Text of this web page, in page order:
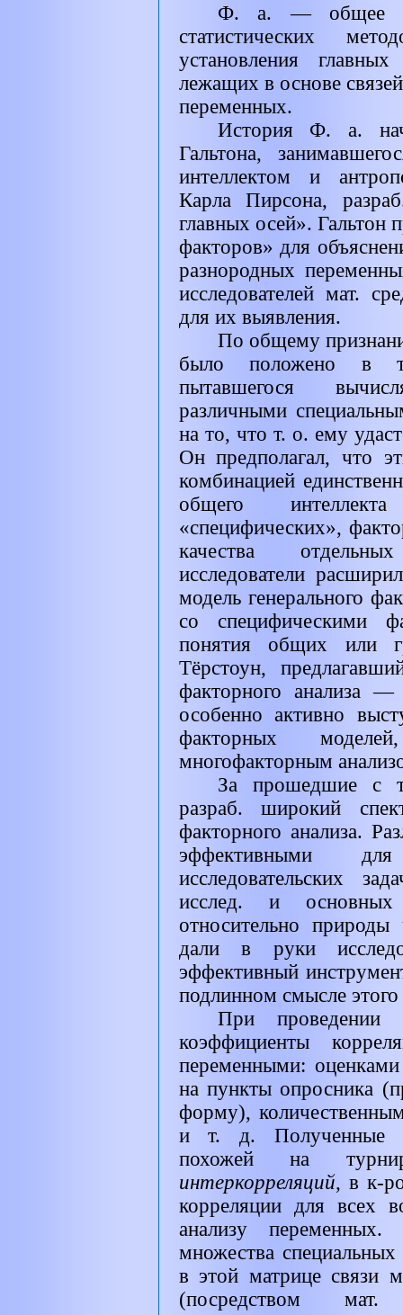
Ф. а. — общее
статистических
установления
лежащих в основе
переменных.
История Ф. а.
Гальтона,
интеллектом и
Карла Пирсона,
главных осей». Гальтон
факторов» для
разнородных
исследователей мат.
для их выявления.
По общему
было положено в
пытавшегося
различными
на то, что т. о. ему
Он предполагал, что
комбинацией
общего
«специфических»,
качества
исследователи
модель генерального
со специфическими
понятия общих или
Тёрстоун,
факторного анализа
особенно активно
факторных
многофакторным
За прошедшие с
разраб. широкий
факторного анализа.
эффективными
исследовательских
исслед. и основных
относительно
дали в руки
эффективный
подлинном смысле этого
При
коэффициенты
переменными:
на пункты опросника
форму),
и т. д. Полученные
похожей на
интеркорреляций, в к-
корреляции для всех
анализу
множества
в этой матрице связи
(посредством